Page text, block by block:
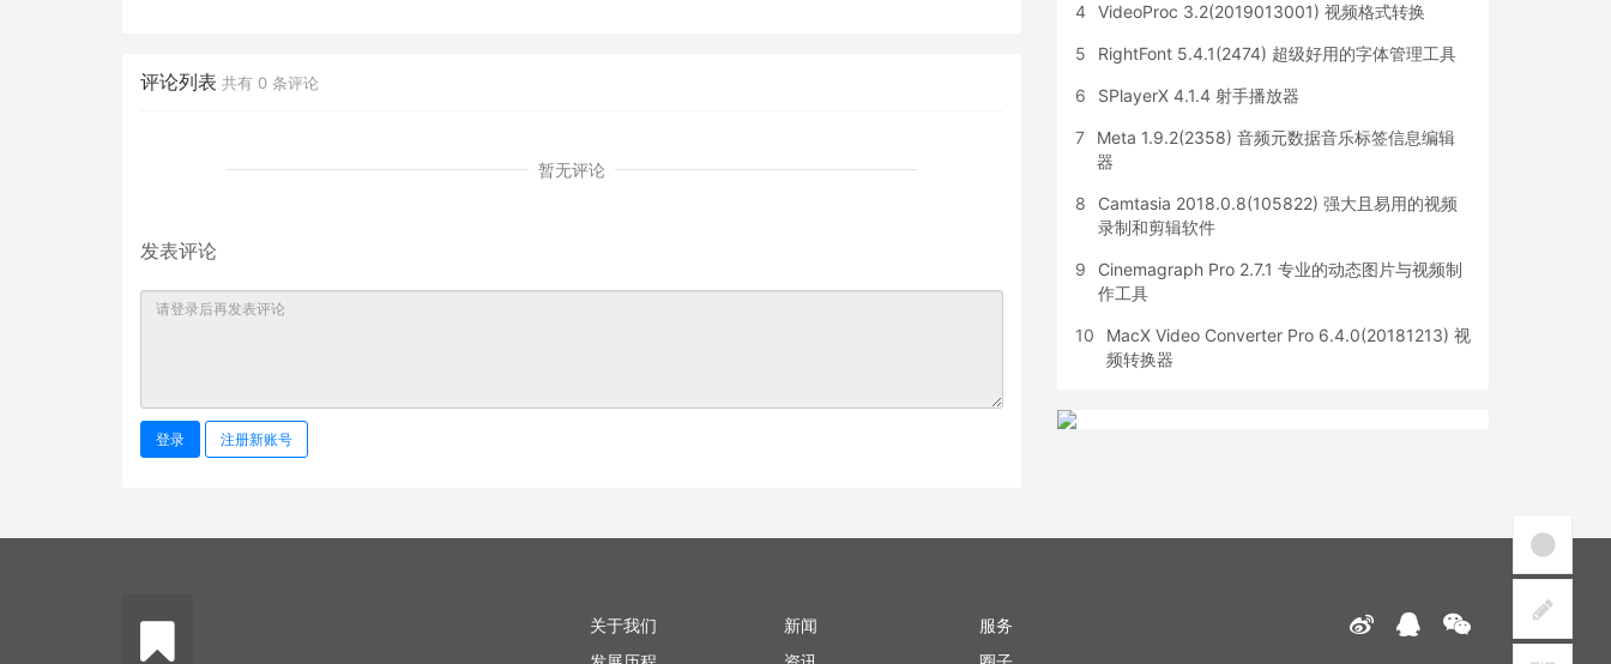
评论列表 共有 0 条评论
暂无评论
发表评论
登录 注册新账号
4 VideoProc 3.2(2019013001) 视频格式转换
5 RightFont 5.4.1(2474) 超级好用的字体管理工具
6 SPlayerX 4.1.4 射手播放器
7
Meta 1.9.2(2358) 音频元数据音乐标签信息编辑
器
8
Camtasia 2018.0.8(105822) 强大且易用的视频
录制和剪辑软件
9
Cinemagraph Pro 2.7.1 专业的动态图片与视频制
作工具
10
MacX Video Converter Pro 6.4.0(20181213) 视
频转换器
关于我们
新闻
服务